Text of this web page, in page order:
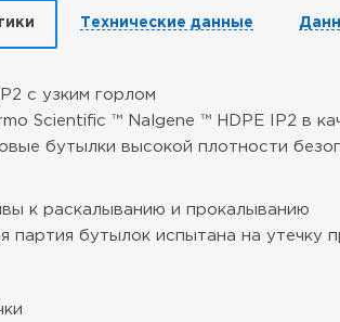
Технические данные
с узким горлом
Scientific ™ Nalgene ™ HDPE IP2 в
бутылки высокой плотности
к раскалыванию и прокалыванию
партия бутылок испытана на утечку